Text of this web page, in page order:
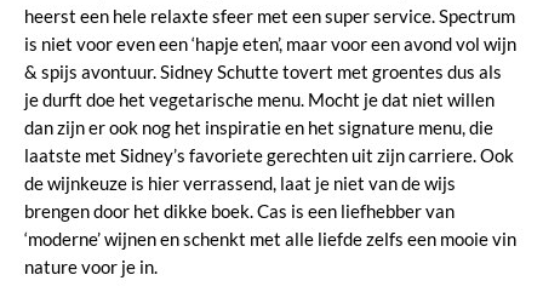
heerst een hele relaxte sfeer met een super service. Spectrum
is niet voor even een ‘hapje eten’, maar voor een avond vol wijn
& spijs avontuur. Sidney Schutte tovert met groentes dus als
je durft doe het vegetarische menu. Mocht je dat niet willen
dan zijn er ook nog het inspiratie en het signature menu, die
laatste met Sidney’s favoriete gerechten uit zijn carriere. Ook
de wijnkeuze is hier verrassend, laat je niet van de wijs
brengen door het dikke boek. Cas is een liefhebber van
‘moderne’ wijnen en schenkt met alle liefde zelfs een mooie vin
nature voor je in.